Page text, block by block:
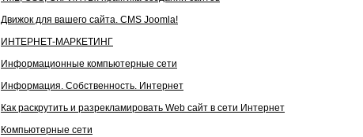
Движок для вашего сайта. CMS Joomla!
ИНТЕРНЕТ-МАРКЕТИНГ
Информационные компьютерные сети
Информация. Собственность. Интернет
Как раскрутить и разрекламировать Web сайт в сети Интернет
Компьютерные сети